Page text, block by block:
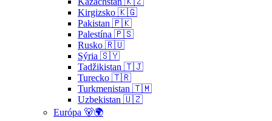
Kirgizsko 🇰🇬
Pakistan 🇵🇰
Palestína 🇵🇸
Rusko 🇷🇺
Sýria 🇸🇾
Tadžikistan 🇹🇯
Turecko 🇹🇷
Turkmenistan 🇹🇲
Uzbekistan 🇺🇿
Európa 🐻🌍